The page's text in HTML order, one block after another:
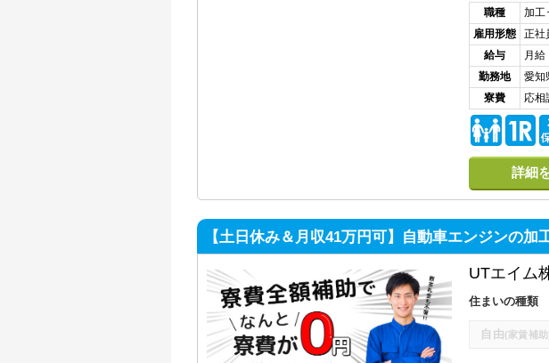
職種
加工
雇用形態
正社
給与
月
勤務地
愛知
寮費
応相
詳細
【土日休み＆月収41万円可】自動車エンジンの
UTエイム
住まいの種類
自由(家賃補助